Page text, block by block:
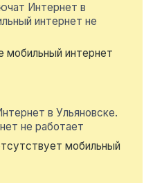
Интернет в
интернет не
мобильный интернет
в Ульяновске.
не работает
мобильный